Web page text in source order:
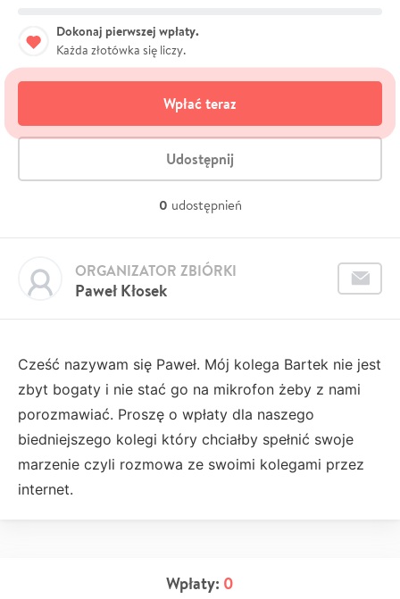
Dokonaj pierwszej wpłaty.
Każda złotówka się liczy.
Wpłać teraz
Udostępnij
0 udostępnień
Paweł Kłosek
ORGANIZATOR ZBIÓRKI
Cześć nazywam się Paweł. Mój kolega Bartek nie jest
zbyt bogaty i nie stać go na mikrofon żeby z nami
porozmawiać. Proszę o wpłaty dla naszego
biedniejszego kolegi który chciałby spełnić swoje
marzenie czyli rozmowa ze swoimi kolegami przez
internet.
Wpłaty: 0